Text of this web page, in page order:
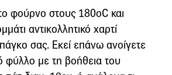
φούρνο στους 180οC και
αντικολλητικό χαρτί
σας. Εκεί επάνω ανοίγετε
φύλλο με τη βοήθεια του